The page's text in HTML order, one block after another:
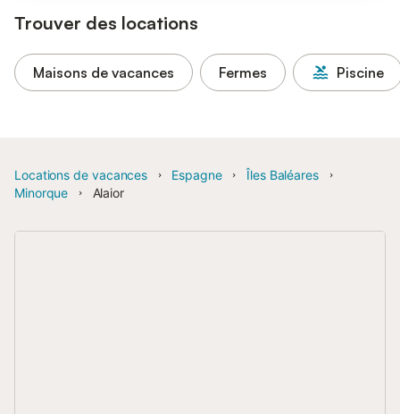
Trouver des locations
Maisons de vacances Fermes Piscine
Locations de vacances Espagne
Îles Baléares
Minorque
Alaior